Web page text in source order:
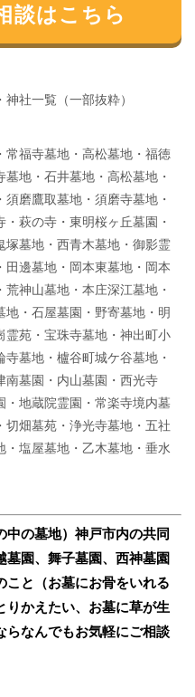
談はこちら
社一覧（一部抜粋）
常福寺墓地・高松墓地・福徳
地・石井墓地・高松墓地・
磨鷹取墓地・須磨寺墓地・
萩の寺・東明桜ヶ丘墓園・
塚墓地・西青木墓地・御影霊
田邊墓地・岡本東墓地・岡本
神山墓地・本庄深江墓地・
・石屋墓園・野寄墓地・明
苑・宝珠寺墓地・神出町小
墓地・櫨谷町城ケ谷墓地・
南墓園・内山墓園・西光寺
・地蔵院霊園・常楽寺境内墓
畑墓苑・浄光寺墓地・五社
・塩屋墓地・乙木墓地・垂水
の墓地） 神戸市内の共同
園、舞子墓園、西神墓園
こと（お墓にお骨をいれる
りかえたい、お墓に草が生
らなんでもお気軽にご相談